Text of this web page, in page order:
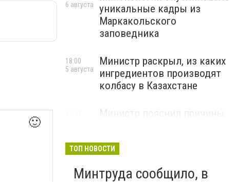
🙂
уникальные кадры из
Маркакольского
заповедника
6 августа
Министр раскрыл, из каких
ингредиентов производят
колбасу в Казахстане
18:00
5 августа
Министр пояснил причины,
импортных
ТОП НОВОСТИ
Минтруда сообщило, в